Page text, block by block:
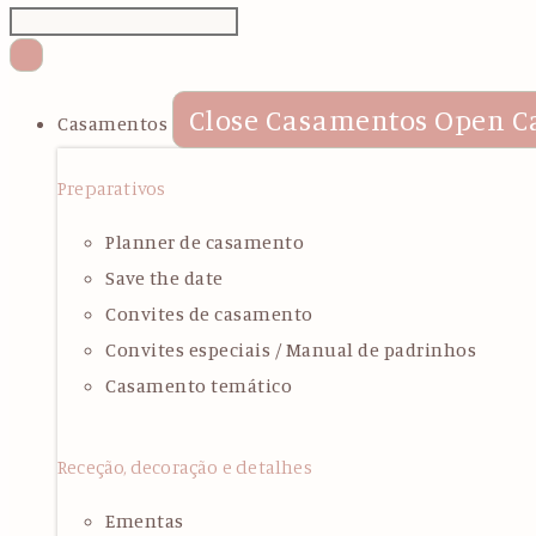
Casamentos Close Casamentos Open
Preparativos
Planner de casamento
Save the date
Convites de casamento
Convites especiais / Manual de padrinhos
Casamento temático
Receção, decoração e detalhes
Ementas